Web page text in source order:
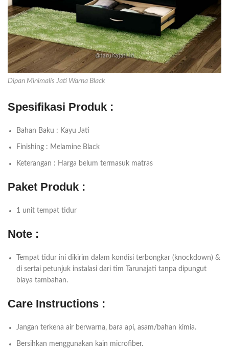
Dipan Minimalis Jati Warna Black
Spesifikasi Produk :
Bahan Baku : Kayu Jati
Finishing : Melamine Black
Keterangan : Harga belum termasuk matras
Paket Produk :
1 unit tempat tidur
Note :
Tempat tidur ini dikirim dalam kondisi terbongkar (knockdown) &
di sertai petunjuk instalasi dari tim Tarunajati tanpa dipungut
biaya tambahan.
Care Instructions :
Jangan terkena air berwarna, bara api, asam/bahan kimia.
Bersihkan menggunakan kain microfiber.